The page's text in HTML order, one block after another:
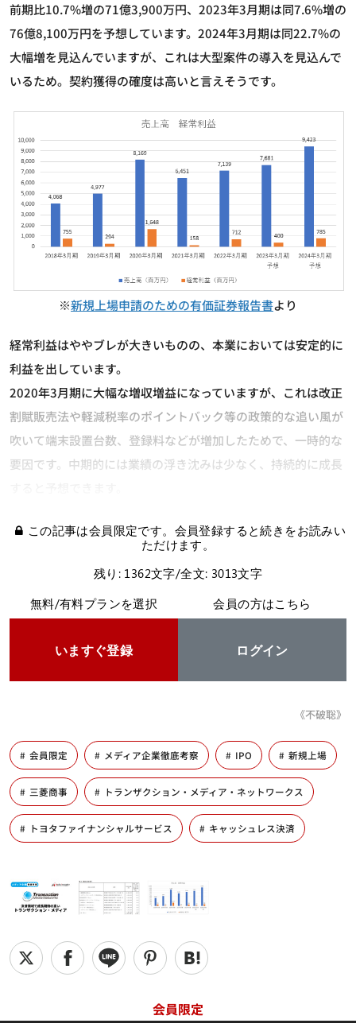
前期比10.7%増の71億3,900万円、2023年3月期は同7.6%増の
76億8,100万円を予想しています。2024年3月期は同22.7%の
大幅増を見込んでいますが、これは大型案件の導入を見込んで
いるため。契約獲得の確度は高いと言えそうです。
※新規上場申請のための有価証券報告書より
経常利益はややブレが大きいものの、本業においては安定的に
利益を出しています。
2020年3月期に大幅な増収増益になっていますが、これは改正
割賦販売法や軽減税率のポイントバック等の政策的な追い風が
吹いて端末設置台数、登録料などが増加したためで、一時的な
要因です。中期的には業績の浮き沈みは少なく、持続的に成長
この記事は会員限定です。会員登録すると続きをお読みい
ただけます。
残り: 1362文字/全文: 3013文字
無料/有料プランを選択
いますぐ登録
会員の方はこちら
ログイン
《不破聡》
会員限定 メディア企業徹底考察 IPO 新規上場
三菱商事 トランザクション・メディア・ネットワークス
トヨタファイナンシャルサービス キャッシュレス決済
会員限定